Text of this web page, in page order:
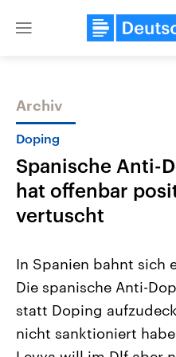
Close
Themen
2026
Alle Informationen
Sachsen-Anhalt wählt am 6.
September 2026 einen neuen
Landtag. Seit 2021 wird das
Bundesland von einer
Archiv
Doping
Spanische Anti-
hat offenbar
vertuscht
In Spanien bahnt sich
Die spanische Anti-
statt Doping
nicht sanktioniert